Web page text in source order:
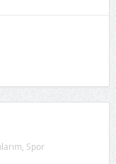
Spor